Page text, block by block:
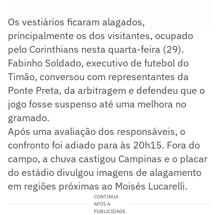
Os vestiários ficaram alagados,
principalmente os dos visitantes, ocupado
pelo Corinthians nesta quarta-feira (29).
Fabinho Soldado, executivo de futebol do
Timão, conversou com representantes da
Ponte Preta, da arbitragem e defendeu que o
jogo fosse suspenso até uma melhora no
gramado.
Após uma avaliação dos responsáveis, o
confronto foi adiado para às 20h15. Fora do
campo, a chuva castigou Campinas e o placar
do estádio divulgou imagens de alagamento
em regiões próximas ao Moisés Lucarelli.
CONTINUA
APÓS A
PUBLICIDADE